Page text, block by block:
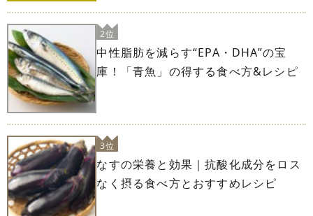
2位
中性脂肪を減らす“EPA・DHA”の宝
庫！「青魚」の得する食べ方&レシピ
3位
なすの栄養と効果｜抗酸化成分をロス
なく摂る食べ方とおすすめレシピ